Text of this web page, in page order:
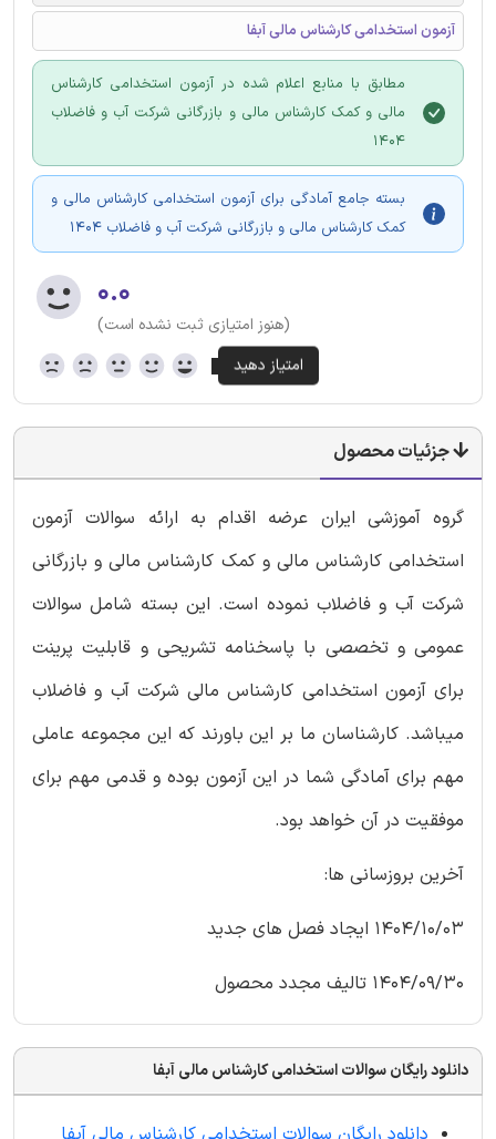
آزمون استخدامی کارشناس مالی آبفا
مطابق با منابع اعلام شده در آزمون استخدامی کارشناس
مالی و کمک کارشناس مالی و بازرگانی شرکت آب و فاضلاب
1404
بسته جامع آمادگی برای آزمون استخدامی کارشناس مالی و
کمک کارشناس مالی و بازرگانی شرکت آب و فاضلاب 1404
۰.۰
(هنوز امتیازی ثبت نشده است)
جزئیات محصول
گروه آموزشی ایران عرضه اقدام به ارائه سوالات آزمون
استخدامی کارشناس مالی و کمک کارشناس مالی و بازرگانی
شرکت آب و فاضلاب نموده است. این بسته شامل سوالات
عمومی و تخصصی با پاسخنامه تشریحی و قابلیت پرینت
برای آزمون استخدامی کارشناس مالی شرکت آب و فاضلاب
میباشد. کارشناسان ما بر این باورند که این مجموعه عاملی
مهم برای آمادگی شما در این آزمون بوده و قدمی مهم برای
موفقیت در آن خواهد بود.
آخرین بروزسانی ها:
1404/10/03 ایجاد فصل های جدید
1404/09/30 تالیف مجدد محصول
دانلود رایگان سوالات استخدامی کارشناس مالی آبفا